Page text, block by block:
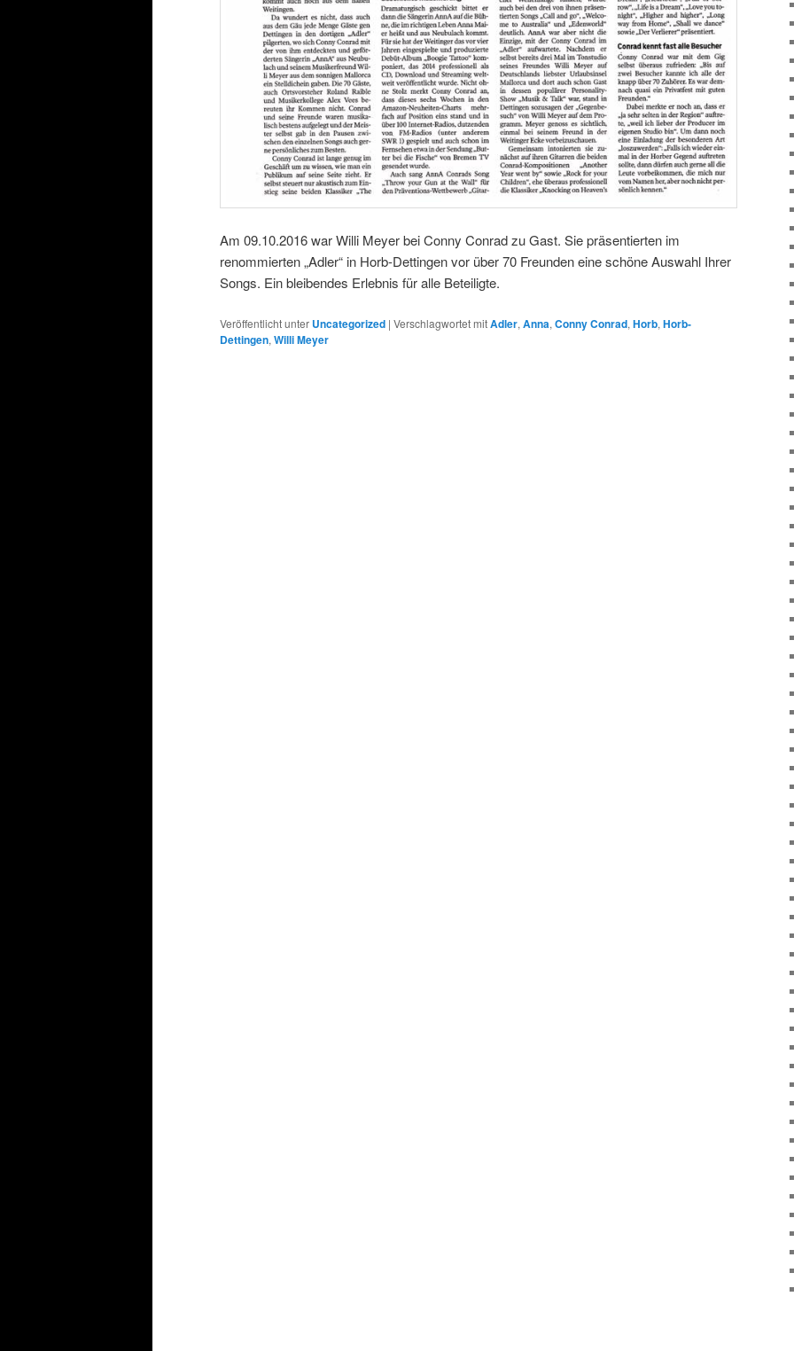
Am 09.10.2016 war Willi Meyer bei Conny Conrad zu Gast. Sie präsentierten im
renommierten „Adler“ in Horb-Dettingen vor über 70 Freunden eine schöne Auswahl Ihrer
Songs. Ein bleibendes Erlebnis für alle Beteiligte.
Veröffentlicht unter Uncategorized | Verschlagwortet mitAdler, Anna, Conny Conrad, Horb, Horb-
Dettingen, Willi Meyer